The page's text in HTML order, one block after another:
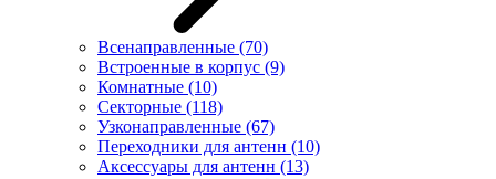
Всенаправленные (70)
Встроенные в корпус (9)
Комнатные (10)
Секторные (118)
Узконаправленные (67)
Переходники для антенн (10)
Аксессуары для антенн (13)